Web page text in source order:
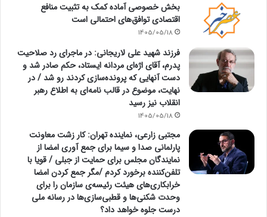
بخش خصوصی آماده کمک به تثبیت منافع
اقتصادی توافق‌های احتمالی است
1405/05/18
فرزند شهید علی لاریجانی: در ماجرای رد صلاحیت
پدرم، آقای اژه‌ای مردانه ایستاد، حکم صادر شد و
دست آنهایی که پرونده‌سازی کردند رو شد / در
نهایت، موضوع در قالب نامه‌ای به اطلاع رهبر
انقلاب نیز رسید
1405/05/18
مجتبی زارعی، نماینده تهران: کار زشت معاونت
پارلمانی صدا و سیما برای جمع آوری امضا از
نمایندگان مجلس برای حمایت از جبلی / قویا با
تلفن‌کننده برخورد کردم /مگر جمع کردن امضا
خرابکاری‌های هیئت رئیسه‌ی سازمان را برای
وحدت شکنی‌ها و قطبی‌سازی‌ها در رسانه ملی
درست جلوه خواهد داد؟